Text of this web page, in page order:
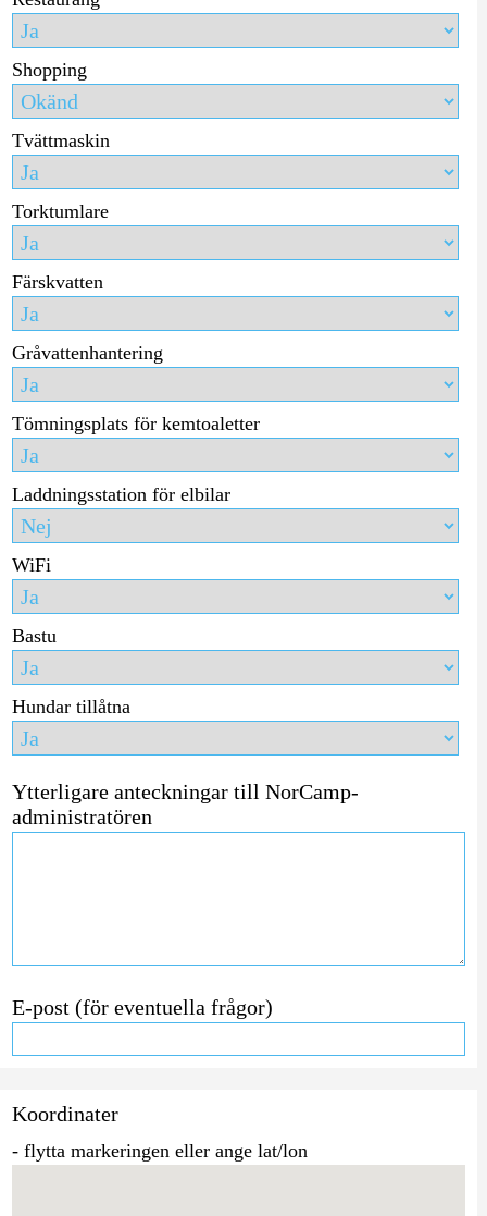
Shopping
Tvättmaskin
Torktumlare
Färskvatten
Gråvattenhantering
Tömningsplats för kemtoaletter
Laddningsstation för elbilar
WiFi
Bastu
Hundar tillåtna
Ytterligare anteckningar till NorCamp-
administratören
E-post (för eventuella frågor)
Koordinater
- flytta markeringen eller ange lat/lon